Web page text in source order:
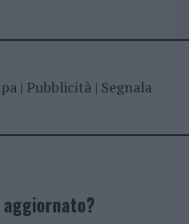
| Pubblicità| Segnala